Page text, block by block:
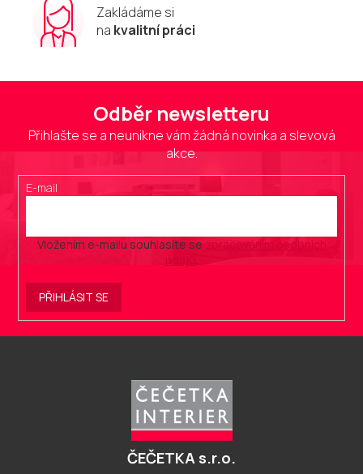
Zakládáme si
na kvalitní práci
Odběr newsletteru
Přihlašte se a neunikne vám žádná novinka a slevová
akce.
E-mail
Vložením e-mailu souhlasíte se zpracováním osobních
PŘIHLÁSIT SE
ČEČETKA s.r.o.